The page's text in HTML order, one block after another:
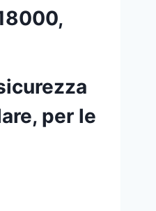
per le